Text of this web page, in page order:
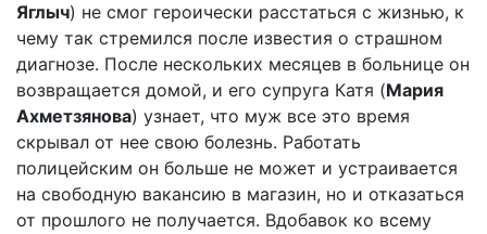
Яглыч) не смог героически расстаться с жизнью, к
чему так стремился после известия о страшном
диагнозе. После нескольких месяцев в больнице он
возвращается домой, и его супруга Катя (Мария
Ахметзянова) узнает, что муж все это время
скрывал от нее свою болезнь. Работать
полицейским он больше не может и устраивается
на свободную вакансию в магазин, но и отказаться
от прошлого не получается. Вдобавок ко всему